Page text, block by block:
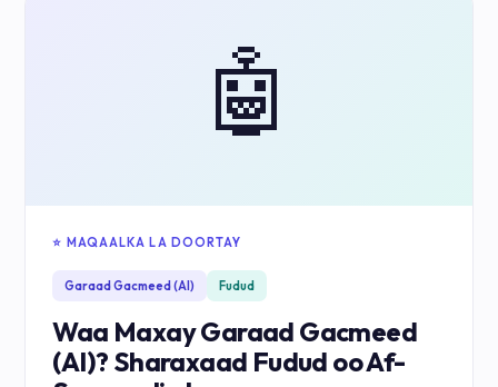
🤖
⭐ MAQAALKA LA DOORTAY
Garaad Gacmeed (AI) Fudud
Waa Maxay Garaad Gacmeed
(AI)? Sharaxaad Fudud oo Af-